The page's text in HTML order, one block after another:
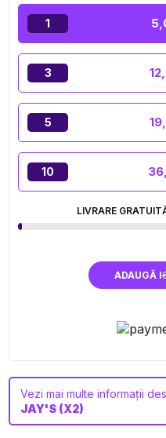
momentul într-o pauză
datorită cânepei 100%
fructat cât trebuie… și
secundar.
1
3
5
10
LIVRARE
ADAUGĂ I
Vezi mai multe informații
JAY'S (X2)